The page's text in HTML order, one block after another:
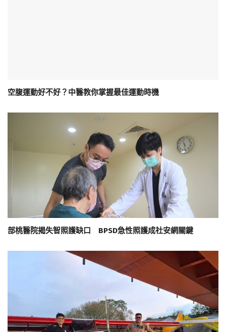
空腹運動好不好？中醫教你掌握最佳運動時機
部桃醫院揭失智照護缺口 BPSD急性照護成社安網關鍵